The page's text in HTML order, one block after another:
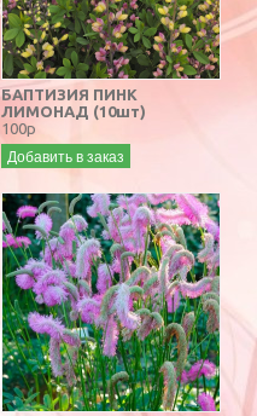
БАПТИЗИЯ ПИНК
ЛИМОНАД (10шт)
100р
Добавить в заказ